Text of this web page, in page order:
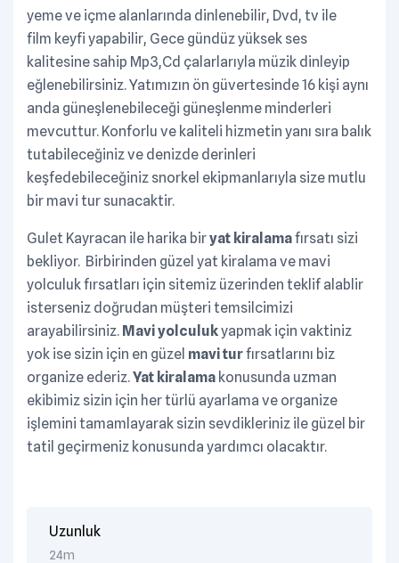
yeme ve içme alanlarında dinlenebilir, Dvd, tv ile
film keyfi yapabilir, Gece gündüz yüksek ses
kalitesine sahip Mp3,Cd çalarlarıyla müzik dinleyip
eğlenebilirsiniz. Yatımızın ön güvertesinde 16 kişi aynı
anda güneşlenebileceği güneşlenme minderleri
mevcuttur. Konforlu ve kaliteli hizmetin yanı sıra balık
tutabileceğiniz ve denizde derinleri
keşfedebileceğiniz snorkel ekipmanlarıyla size mutlu
bir mavi tur sunacaktir.
Gulet Kayracan ile harika biryat kiralamafırsatı sizi
bekliyor. Birbirinden güzel yat kiralama ve mavi
yolculuk fırsatları için sitemiz üzerinden teklif alablir
isterseniz doğrudan müşteri temsilcimizi
arayabilirsiniz. Mavi yolculukyapmak için vaktiniz
yok ise sizin için en güzel mavi turfırsatlarını biz
organize ederiz.Yat kiralama konusunda uzman
ekibimiz sizin için her türlü ayarlama ve organize
işlemini tamamlayarak sizin sevdikleriniz ile güzel bir
tatil geçirmeniz konusunda yardımcı olacaktır.
Uzunluk
24m